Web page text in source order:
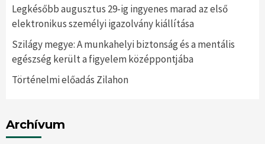
Legkésőbb augusztus 29-ig ingyenes marad az első
elektronikus személyi igazolvány kiállítása
Szilágy megye: A munkahelyi biztonság és a mentális
egészség került a figyelem középpontjába
Történelmi előadás Zilahon
Archívum